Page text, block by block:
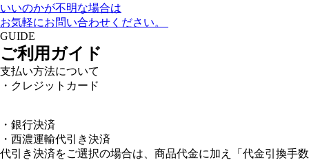
いいのかが不明な場合は
お気軽にお問い合わせください。
GUIDE
ご利用ガイド
支払い方法について
・クレジットカード
・銀行決済
・西濃運輸代引き決済
代引き決済をご選択の場合は、商品代金に加え「代金引換手数